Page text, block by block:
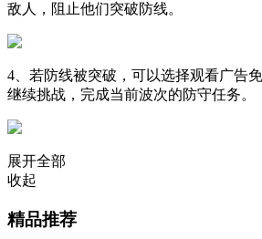
敌人，阻止他们突破防线。
4、若防线被突破，可以选择观看广告
继续挑战，完成当前波次的防守任务。
展开全部
收起
精品推荐